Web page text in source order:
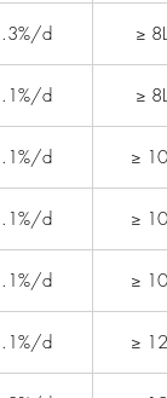
d ≥
d ≥
d ≥
d ≥
d ≥
d ≥